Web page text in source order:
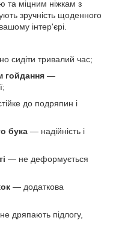
та міцним ніжкам з
зручність щоденного
інтер'єрі.
сидіти тривалий час;
гойдання —
до подряпин і
бука — надійність і
— не деформується
— додаткова
дряпають підлогу,